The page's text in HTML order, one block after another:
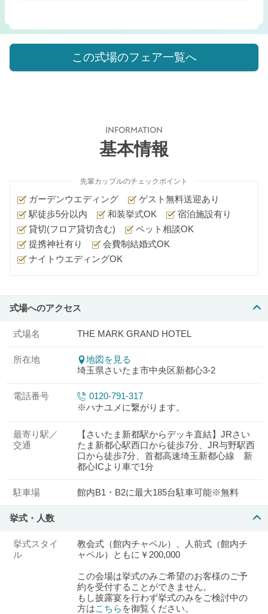
この式場のフェア一覧へ
INFORMATION
基本情報
先輩カップルのチェックポイント
ガーデンウエディング
ゲスト無料送迎あり
駅徒歩5分以内
和装挙式OK
宿泊施設有り
貸切(フロア貸切含む)
ペット相談OK
提携神社有り
会費制結婚式OK
ナイトウエディングOK
式場へのアクセス
式場名 THE MARK GRAND HOTEL
所在地
地図を見る
埼玉県さいたま市中央区新都心3-2
電話番号
0120-791-317
※ハナユメに繋がります。
最寄り駅／
交通
【さいたま新都駅からデッキ直結】JRさい
たま新都心駅西口から徒歩7分、JR与野駅西
口から徒歩7分、首都高速埼玉新都心線 新
都心ICより車で1分
駐車場 館内B1・B2に最大185台駐車可能※無料
挙式・人数
挙式スタイ
ル
教会式（館内チャペル）、人前式（館内チ
ャペル）ともに￥200,000
この会場は挙式のみご希望のお客様のご予
約を受付することができません。
もし披露宴を行わず挙式のみをご検討中の
方はこちら を御覧ください。